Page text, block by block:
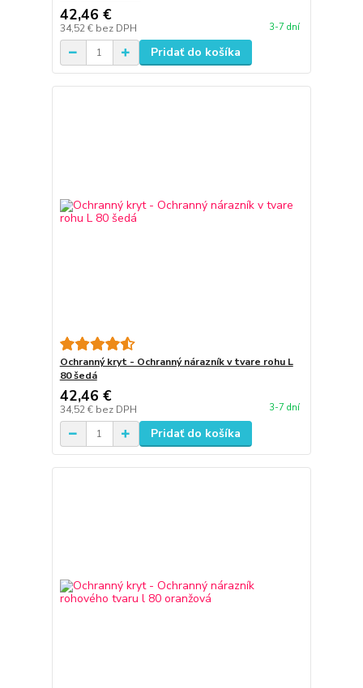
42,46 €
34,52 € bez DPH 3-7 dní
Pridať do košíka
Ochranný kryt - Ochranný nárazník v tvare rohu L
80 šedá
42,46 €
34,52 € bez DPH 3-7 dní
Pridať do košíka